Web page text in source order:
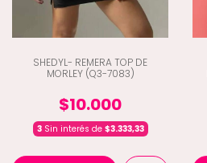
SHEDYL- REMERA TOP DE
MORLEY (Q3-7083)
$10.000
3Sin interés de $3.333,33